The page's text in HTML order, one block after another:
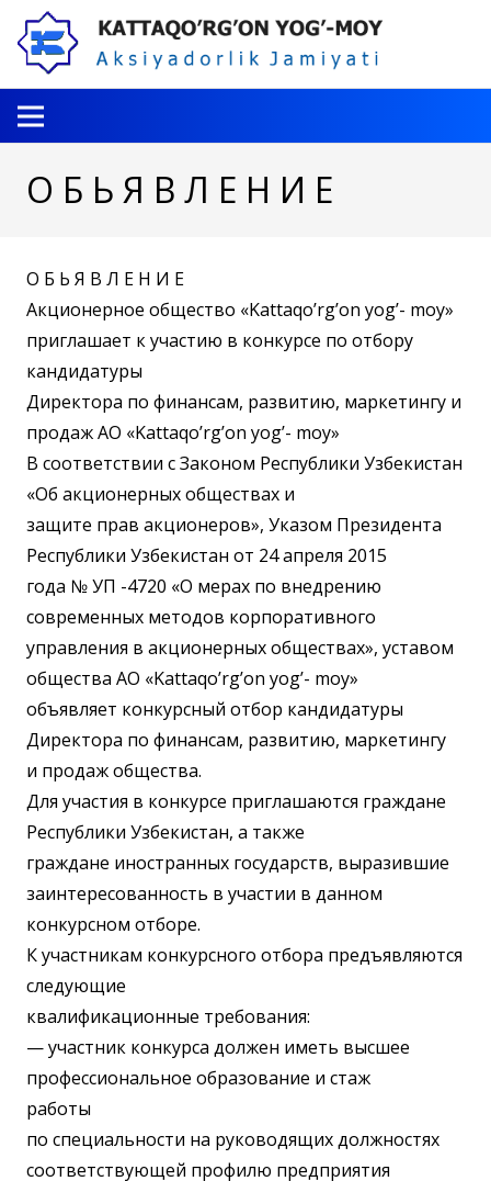
О Б Ь Я В Л Е Н И Е
О Б Ь Я В Л Е Н И Е
Акционерное общество «Kattaqo’rg’on yog’- moy»
приглашает к участию в конкурсе по отбору
кандидатуры
Директора по финансам, развитию, маркетингу и
продаж АО «Kattaqo’rg’on yog’- moy»
В соответствии с Законом Республики Узбекистан
«Об акционерных обществах и
защите прав акционеров», Указом Президента
Республики Узбекистан от 24 апреля 2015
года № УП -4720 «О мерах по внедрению
современных методов корпоративного
управления в акционерных обществах», уставом
общества АО «Kattaqo’rg’on yog’- moy»
объявляет конкурсный отбор кандидатуры
Директора по финансам, развитию, маркетингу
и продаж общества.
Для участия в конкурсе приглашаются граждане
Республики Узбекистан, а также
граждане иностранных государств, выразившие
заинтересованность в участии в данном
конкурсном отборе.
К участникам конкурсного отбора предъявляются
следующие
квалификационные требования:
— участник конкурса должен иметь высшее
профессиональное образование и стаж
работы
по специальности на руководящих должностях
соответствующей профилю предприятия